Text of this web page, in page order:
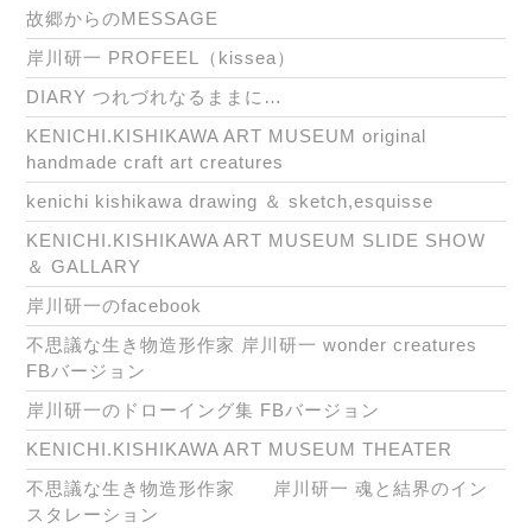
故郷からのMESSAGE
岸川研一 PROFEEL（kissea）
DIARY つれづれなるままに…
KENICHI.KISHIKAWA ART MUSEUM original
handmade craft art creatures
kenichi kishikawa drawing ＆ sketch,esquisse
KENICHI.KISHIKAWA ART MUSEUM SLIDE SHOW
＆ GALLARY
岸川研一のfacebook
不思議な生き物造形作家 岸川研一 wonder creatures
FBバージョン
岸川研一のドローイング集 FBバージョン
KENICHI.KISHIKAWA ART MUSEUM THEATER
不思議な生き物造形作家 岸川研一 魂と結界のイン
スタレーション